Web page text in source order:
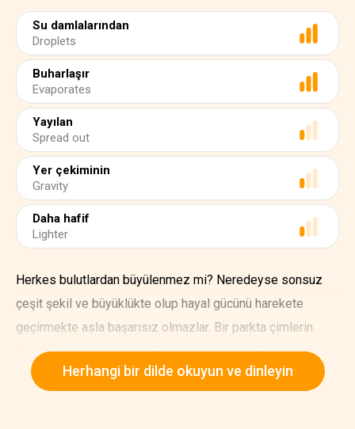
Su damlalarından
Droplets
Buharlaşır
Evaporates
Yayılan
Spread out
Yer çekiminin
Gravity
Daha hafif
Lighter
Herkes bulutlardan büyülenmez mi? Neredeyse sonsuz
çeşit şekil ve büyüklükte olup hayal gücünü harekete
geçirmekte asla başarısız olmazlar. Bir parkta çimlerin
üzerine uzanırken veya yüzme havuzunda yüzerken ayılar,
köpekler, kediler, canavarlar, bebekler, saraylar, uçaklar ve
Herhangi bir dilde okuyun ve dinleyin